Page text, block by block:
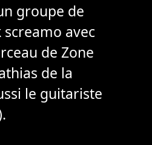
groupe de
avec
de Zone
de la
le guitariste